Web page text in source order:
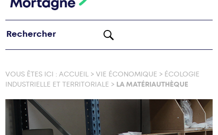
VOUS ÊTES ICI :ACCUEIL >VIE ÉCONOMIQUE > ÉCOLOGIE
INDUSTRIELLE ET TERRITORIALE > LA MATÉRIAUTHÈQUE